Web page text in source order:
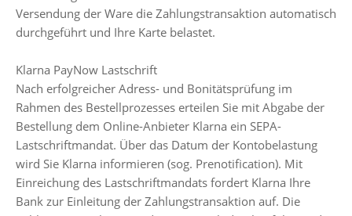
Versendung der Ware die Zahlungstransaktion automatisch
durchgeführt und Ihre Karte belastet.
Klarna PayNow Lastschrift
Nach erfolgreicher Adress- und Bonitätsprüfung im
Rahmen des Bestellprozesses erteilen Sie mit Abgabe der
Bestellung dem Online-Anbieter Klarna ein SEPA-
Lastschriftmandat. Über das Datum der Kontobelastung
wird Sie Klarna informieren (sog. Prenotification). Mit
Einreichung des Lastschriftmandats fordert Klarna Ihre
Bank zur Einleitung der Zahlungstransaktion auf. Die